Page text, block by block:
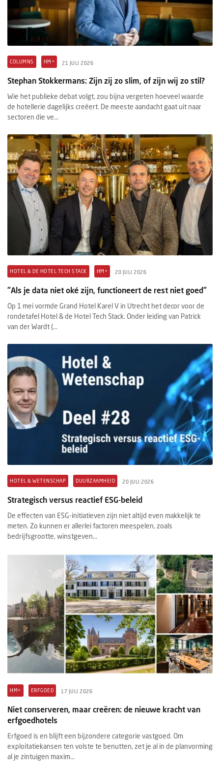
COLUMNS HM+ 21 JULI 2026
Stephan Stokkermans: Zijn zij zo slim, of zijn wij zo stil?
Wie het publieke debat volgt, zou bijna vergeten hoeveel waarde
de hotellerie dagelijks creëert. De meeste aandacht gaat uit naar
sectoren die ve...
HOTEL & DE HOTEL TECH STACK HM+ 20 JULI 2026
"Als je data niet oké zijn, functioneert de rest niet goed"
Op 1 mei vormde Grand Hotel Karel V in Utrecht het decor voor de
rondetafel Hotel & de Hotel Tech Stack. Onder leiding van Patrick
van der Wardt (...
HOTEL & WETENSCHAP DUURZAAMHEID 20 JULI 2026
Strategisch versus reactief ESG-beleid
De effecten van ESG-initiatieven zijn niet altijd even makkelijk te
meten. Zo kunnen er allerlei factoren meespelen, zoals
bedrijfsgrootte, winstgeven...
HM+ ERFGOED 17 JULI 2026
Niet conserveren, maar creëren: de nieuwe kracht van
erfgoedhotels
Erfgoed is en blijft een bijzondere categorie vastgoed. Om
exploitatiekansen ten volste te benutten, zet je al in de planvorming
al je zintuigen maxim...